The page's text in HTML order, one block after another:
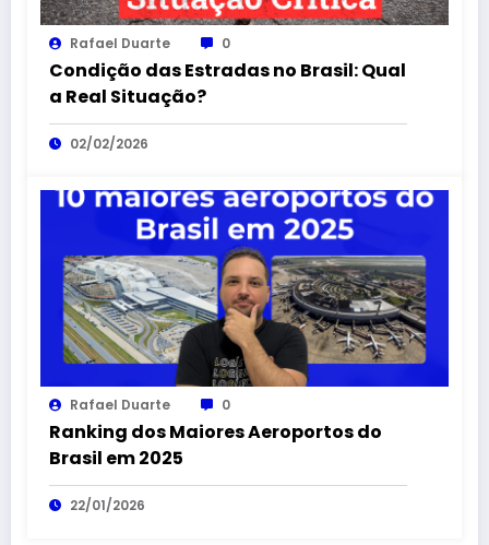
Rafael Duarte 0
Condição das Estradas no Brasil: Qual
a Real Situação?
02/02/2026
Rafael Duarte 0
Ranking dos Maiores Aeroportos do
Brasil em 2025
22/01/2026